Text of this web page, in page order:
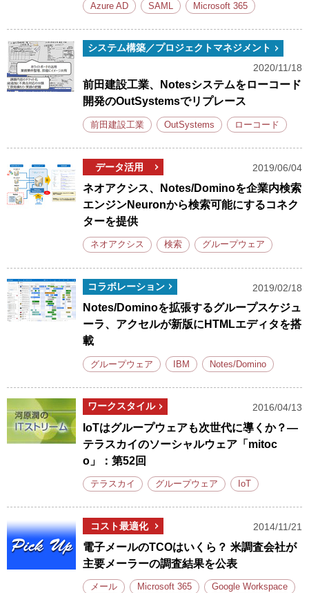
Azure AD SAML Microsoft 365
システム構築／プロジェクトマネジメント
2020/11/18
前田建設工業、Notesシステムをローコード
開発のOutSystemsでリプレース
前田建設工業 OutSystems ローコード
データ活用 2019/06/04
ネオアクシス、Notes/Dominoを企業内検索
エンジンNeuronから検索可能にするコネク
ターを提供
ネオアクシス 検索 グループウェア
コラボレーション 2019/02/18
Notes/Dominoを拡張するグループスケジュ
ーラ、アクセルが新版にHTMLエディタを搭
載
グループウェア IBM Notes/Domino
ワークスタイル 2016/04/13
IoTはグループウェアも次世代に導くか？―
テラスカイのソーシャルウェア「mitoc
o」：第52回
テラスカイ グループウェア IoT
コスト最適化 2014/11/21
電子メールのTCOはいくら？ 米調査会社が
主要メーラーの調査結果を公表
メール Microsoft 365 Google Workspace